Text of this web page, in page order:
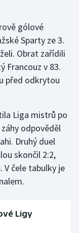
gólové
Sparty ze 3.
Obrat zařídili
Francouz v 83.
před odkrytou
Liga mistrů po
odpověděl
Druhý duel
skončil 2:2,
V čele tabulky je
Ligy